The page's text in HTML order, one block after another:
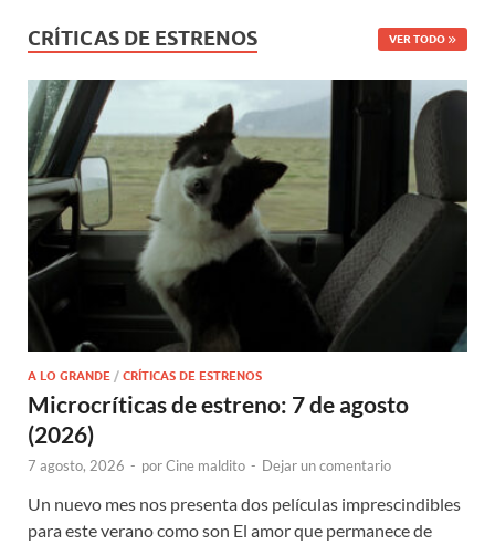
CRÍTICAS DE ESTRENOS VER TODO
A LO GRANDE / CRÍTICAS DE ESTRENOS
Microcríticas de estreno: 7 de agosto
(2026)
7 agosto, 2026 - porCine maldito - Dejar un comentario
Un nuevo mes nos presenta dos películas imprescindibles
para este verano como son El amor que permanece de